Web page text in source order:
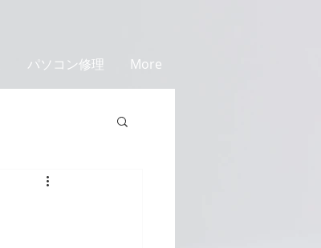
パソコン修理 More